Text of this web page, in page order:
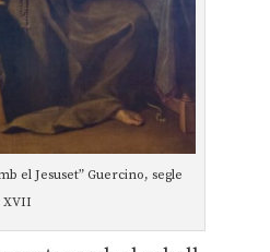
el Jesuset” Guercino, segle
XVII